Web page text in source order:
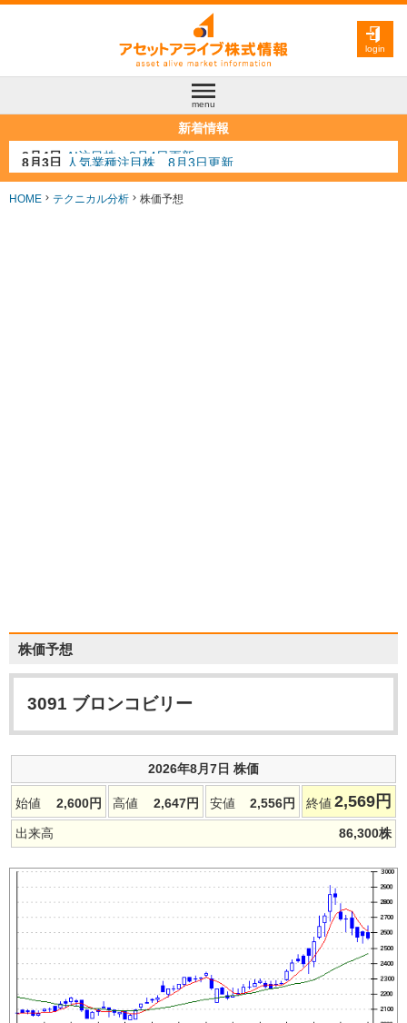
login
menu
新着情報
8月3日
人気業種注目株 8月3日更新
8月2日 金融注目株 8月2日更新
7月29日 日経225シグナル点灯
HOME テクニカル分析 株価予想
株価予想
3091 ブロンコビリー
2026年8月7日 株価
始値 2,600円 高値 2,647円 安値 2,556円 終値 2,569 円
出来高 86,300株